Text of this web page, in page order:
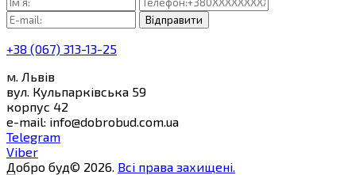
Відправити
+38 (067) 313-13-25
м. Львів
вул. Кульпарківська 59
корпус 42
e-mail: info@dobrobud.com.ua
Telegram
Viber
Добро буд© 2026. Всі права захищені.